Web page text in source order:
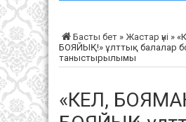
Басты бет » Жастар үні »
БОЯЙЫҚ!» ұлттық балалар
таныстырылымы
«КЕЛ, БОЯМАҚ